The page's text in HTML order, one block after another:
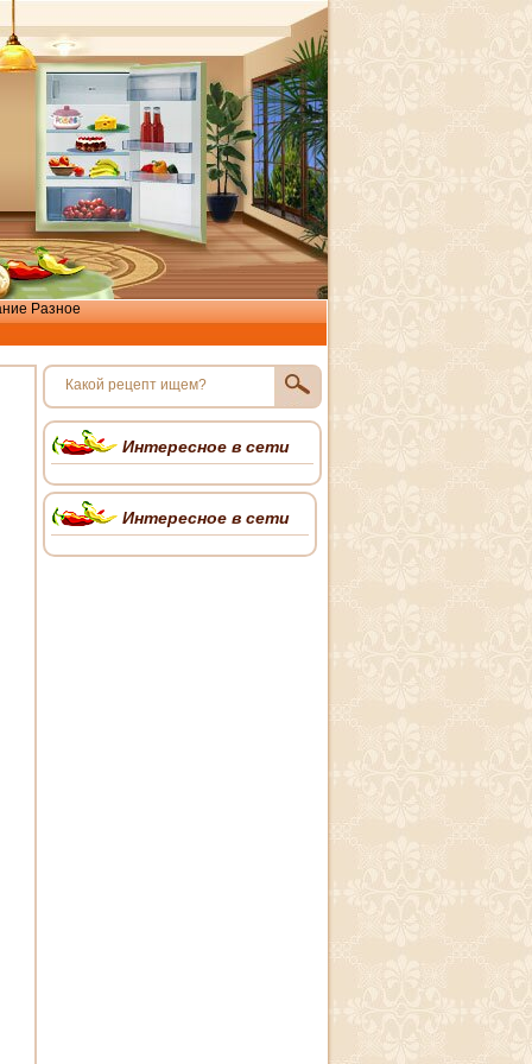
Разное
Интересное в сети
Интересное в сети